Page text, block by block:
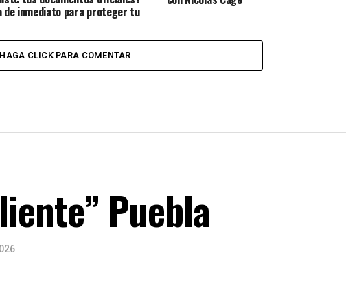
de inmediato para proteger tu
HAGA CLICK PARA COMENTAR
Puebla